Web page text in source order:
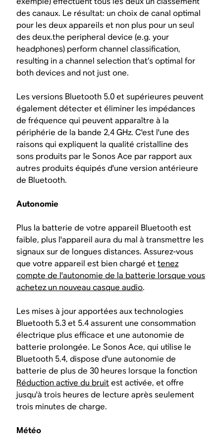
des canaux. Le résultat: un choix de canal optimal
pour les deux appareils et non plus pour un seul
des deux.the peripheral device (e.g. your
headphones) perform channel classification,
resulting in a channel selection that’s optimal for
both devices and not just one.
Les versions Bluetooth 5.0 et supérieures peuvent
également détecter et éliminer les impédances
de fréquence qui peuvent apparaître à la
périphérie de la bande 2,4 GHz. C'est l'une des
raisons qui expliquent la qualité cristalline des
sons produits par le Sonos Ace par rapport aux
autres produits équipés d'une version antérieure
de Bluetooth.
Autonomie
Plus la batterie de votre appareil Bluetooth est
faible, plus l'appareil aura du mal à transmettre les
signaux sur de longues distances. Assurez-vous
que votre appareil est bien chargé ettenez
compte de l'autonomie de la batterie lorsque vous
achetez un nouveau casque audio.
Les mises à jour apportées aux technologies
Bluetooth 5.3 et 5.4 assurent une consommation
électrique plus efficace et une autonomie de
batterie prolongée. Le Sonos Ace, qui utilise le
Bluetooth 5.4, dispose d'une autonomie de
batterie de plus de 30 heures lorsque la fonction
Réduction active du bruitest activée, et offre
jusqu'à trois heures de lecture après seulement
trois minutes de charge.
Météo